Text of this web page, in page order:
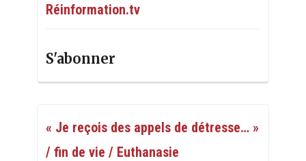
Réinformation.tv
S'abonner
« Je reçois des appels de détresse… »
/ fin de vie / Euthanasie